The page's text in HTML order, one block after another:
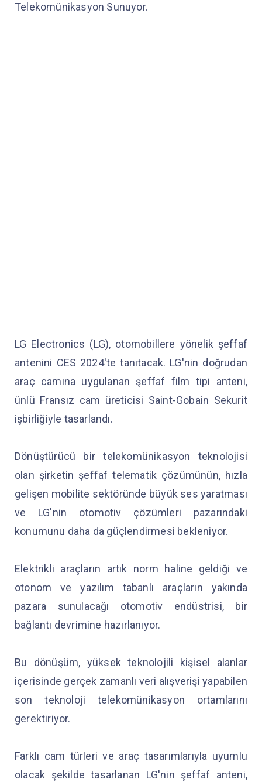
Telekomünikasyon Sunuyor.
LG Electronics (LG), otomobillere yönelik şeffaf
antenini CES 2024'te tanıtacak. LG'nin doğrudan
araç camına uygulanan şeffaf film tipi anteni,
ünlü Fransız cam üreticisi Saint-Gobain Sekurit
işbirliğiyle tasarlandı.
Dönüştürücü bir telekomünikasyon teknolojisi
olan şirketin şeffaf telematik çözümünün, hızla
gelişen mobilite sektöründe büyük ses yaratması
ve LG'nin otomotiv çözümleri pazarındaki
konumunu daha da güçlendirmesi bekleniyor.
Elektrikli araçların artık norm haline geldiği ve
otonom ve yazılım tabanlı araçların yakında
pazara sunulacağı otomotiv endüstrisi, bir
bağlantı devrimine hazırlanıyor.
Bu dönüşüm, yüksek teknolojili kişisel alanlar
içerisinde gerçek zamanlı veri alışverişi yapabilen
son teknoloji telekomünikasyon ortamlarını
gerektiriyor.
Farklı cam türleri ve araç tasarımlarıyla uyumlu
olacak şekilde tasarlanan LG'nin şeffaf anteni,